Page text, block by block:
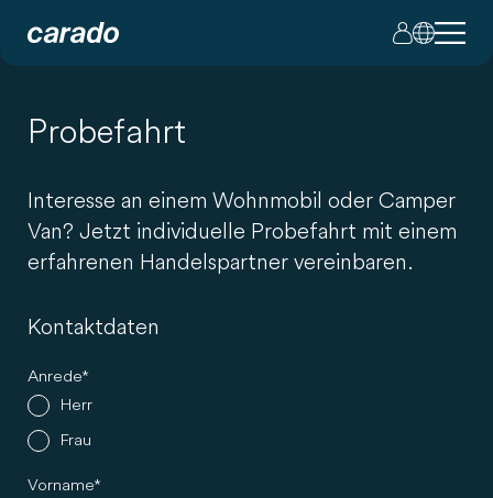
Probefahrt
Interesse an einem Wohnmobil oder Camper
Van? Jetzt individuelle Probefahrt mit einem
erfahrenen Handelspartner vereinbaren.
Kontaktdaten
Anrede
Herr
Frau
Vorname